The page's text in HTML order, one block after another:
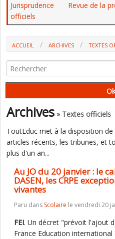
Jurisprudence
Revue de la
officiels
ACCUEIL ARCHIVES
TEXTES
EXCEPTIONNELS, LES LANGUES
Archives » Textes officiels
ToutEduc met à la disposition
articles récents, les tribunes, et
plus d'un an...
Au JO du 20 janvier : le
DASEN, les CRPE
vivantes
Paru dans Scolaire le vendredi 20
FEI. Un décret "prévoit l'ajout
France Education international